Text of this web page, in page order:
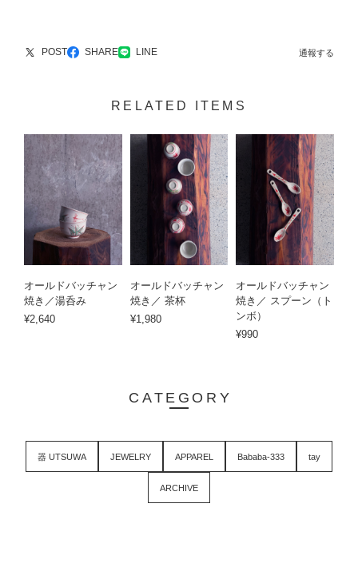
POST SHARE LINE 通報する
RELATED ITEMS
オールドバッチャン
焼き／湯呑み
¥2,640
オールドバッチャン
焼き／ 茶杯
¥1,980
オールドバッチャン
焼き／ スプーン（ト
ンボ）
¥990
CATEGORY
器 UTSUWA JEWELRY APPAREL Bababa-333 tay
ARCHIVE